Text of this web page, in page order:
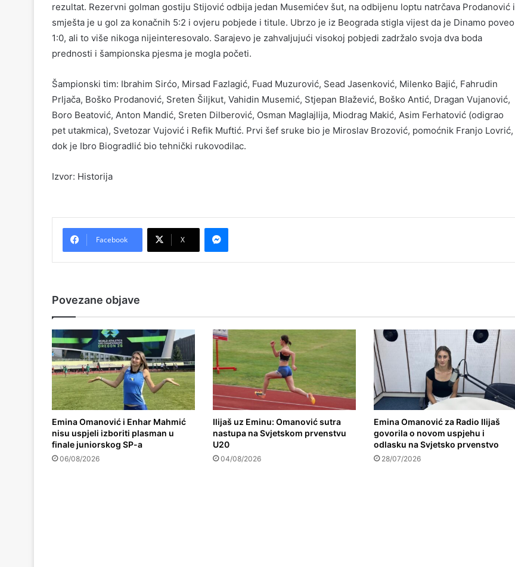
rezultat. Rezervni golman gostiju Stijović odbija jedan Musemićev šut, na odbijenu loptu natrčava Prodanović i
smješta je u gol za konačnih 5:2 i ovjeru pobjede i titule. Ubrzo je iz Beograda stigla vijest da je Dinamo poveo
1:0, ali to više nikoga nijeinteresovalo. Sarajevo je zahvaljujući visokoj pobjedi zadržalo svoja dva boda
prednosti i šampionska pjesma je mogla početi.
Šampionski tim: Ibrahim Sirćo, Mirsad Fazlagić, Fuad Muzurović, Sead Jasenković, Milenko Bajić, Fahrudin
Prljača, Boško Prodanović, Sreten Šiljkut, Vahidin Musemić, Stjepan Blažević, Boško Antić, Dragan Vujanović,
Boro Beatović, Anton Mandić, Sreten Dilberović, Osman Maglajlija, Miodrag Makić, Asim Ferhatović (odigrao
pet utakmica), Svetozar Vujović i Refik Muftić. Prvi šef sruke bio je Miroslav Brozović, pomoćnik Franjo Lovrić,
dok je Ibro Biogradlić bio tehnički rukovodilac.
Izvor: Historija
Facebook X
Povezane objave
Emina Omanović i Enhar Mahmić
nisu uspjeli izboriti plasman u
finale juniorskog SP-a
06/08/2026
Ilijaš uz Eminu: Omanović sutra
nastupa na Svjetskom prvenstvu
U20
04/08/2026
Emina Omanović za Radio Ilijaš
govorila o novom uspjehu i
odlasku na Svjetsko prvenstvo
28/07/2026